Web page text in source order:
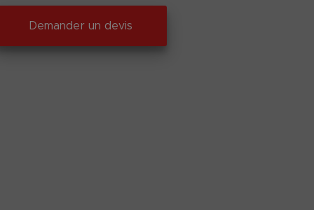
Demander un devis